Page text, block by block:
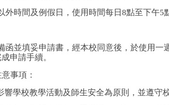
外時間及例假日，使用時間每日 8點至下午5
函並填妥申請書，經本校同意後，於使用一
申請手續。
事項：
響學校教學活動及師生安全為原則，並遵守